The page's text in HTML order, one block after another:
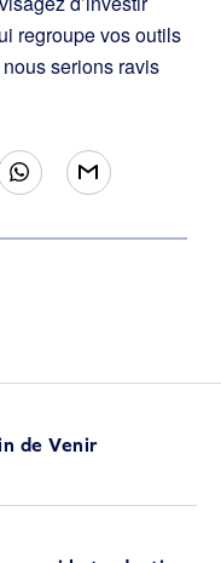
regroupe vos outils
serions ravis
de Venir